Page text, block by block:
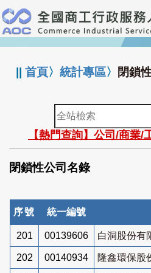
跳
到
主
要
:::
||首頁〉統計專區〉 閉鎖
全
站
檢
索
【熱門查詢】公司/商業/
閉鎖性公司名錄
序號 統一編號
201 00139606 白洞股份有
202 00140934 隆鑫環保股